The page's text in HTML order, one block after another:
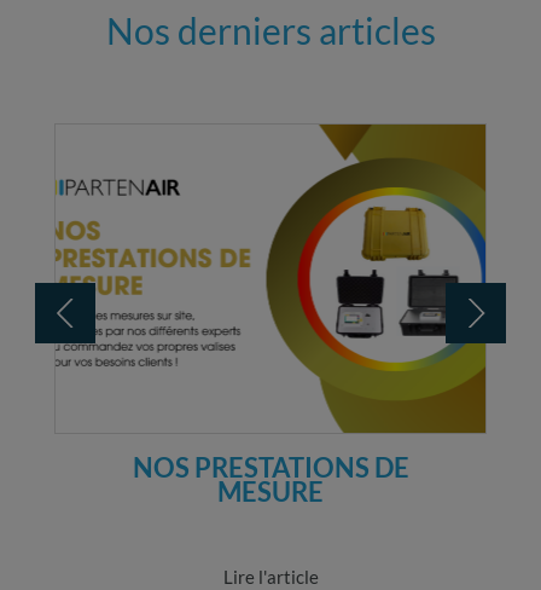
Nos derniers articles
NOS PRESTATIONS DE
MESURE
Lire l'article